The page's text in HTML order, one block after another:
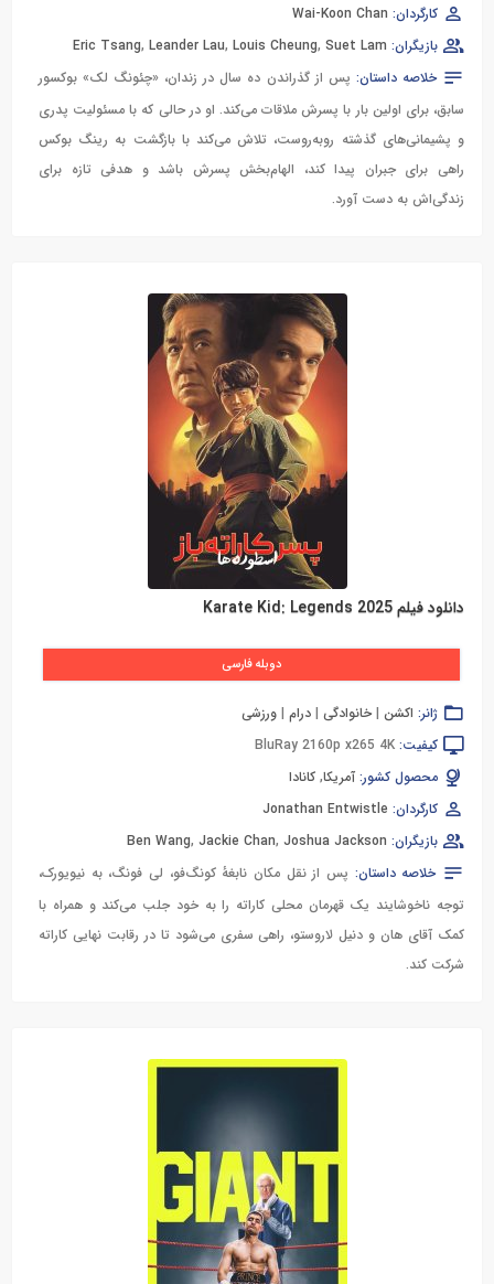
کارگردان: Wai-Koon Chan
بازیگران:
Eric Tsang, Leander Lau, Louis Cheung, Suet Lam
خلاصه داستان: پس از گذراندن ده سال در زندان، «چئونگ لک» بوکسور
سابق، برای اولین بار با پسرش ملاقات می‌کند. او در حالی که با مسئولیت پدری
و پشیمانی‌های گذشته روبه‌روست، تلاش می‌کند با بازگشت به رینگ بوکس
راهی برای جبران پیدا کند، الهام‌بخش پسرش باشد و هدفی تازه برای
زندگی‌اش به دست آورد.
دانلود فیلم Karate Kid: Legends 2025
دوبله فارسی
ژانر: اکشن | خانوادگی | درام | ورزشی
کیفیت: BluRay 2160p x265 4K
محصول کشور: آمریکا, کانادا
کارگردان: Jonathan Entwistle
بازیگران:
Ben Wang, Jackie Chan, Joshua Jackson
خلاصه داستان: پس از نقل مکان نابغهٔ کونگ‌فو، لی فونگ، به نیویورک،
توجه ناخوشایند یک قهرمان محلی کاراته را به خود جلب می‌کند و همراه با
کمک آقای هان و دنیل لاروستو، راهی سفری می‌شود تا در رقابت نهایی کاراته
شرکت کند.